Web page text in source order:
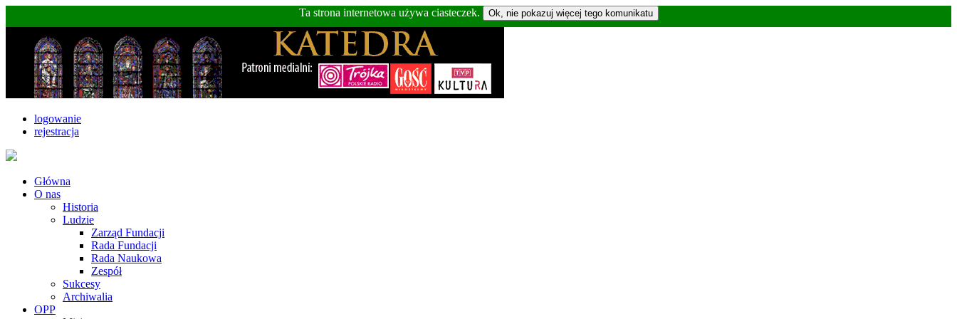
Ta strona internetowa używa ciasteczek.
logowanie
rejestracja
Główna
O nas
Historia
Ludzie
Zarząd Fundacji
Rada Fundacji
Rada Naukowa
Zespół
Sukcesy
Archiwalia
OPP